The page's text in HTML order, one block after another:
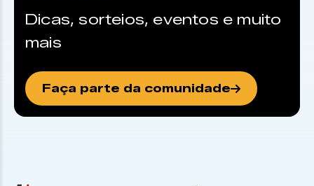
Dicas, sorteios, eventos e muito
mais
Faça parte da comunidade